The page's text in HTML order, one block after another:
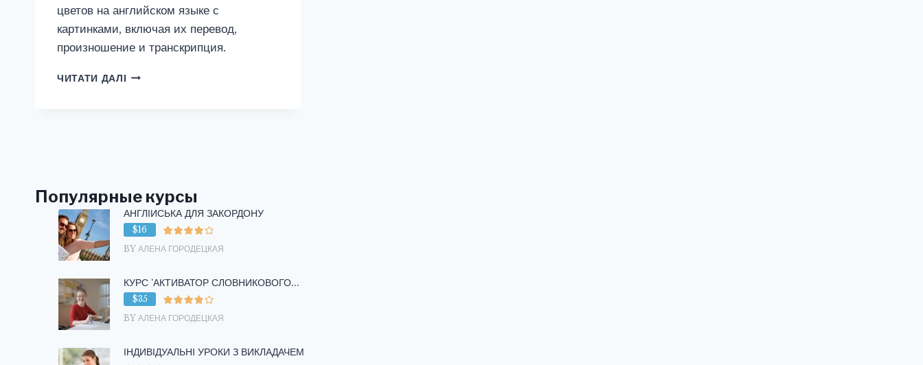
цветов на английском языке с
картинками, включая их перевод,
произношение и транскрипция.
ЧИТАТИ ДАЛІ НАЗВАНИЯ
Популярные курсы
АНГЛІЙСЬКА ДЛЯ ЗАКОРДОНУ
$16
BY АЛЕНА ГОРОДЕЦКАЯ
КУРС ‘АКТИВАТОР СЛОВНИКОВОГО...
$35
BY АЛЕНА ГОРОДЕЦКАЯ
ІНДИВІДУАЛЬНІ УРОКИ З ВИКЛАДАЧЕМ